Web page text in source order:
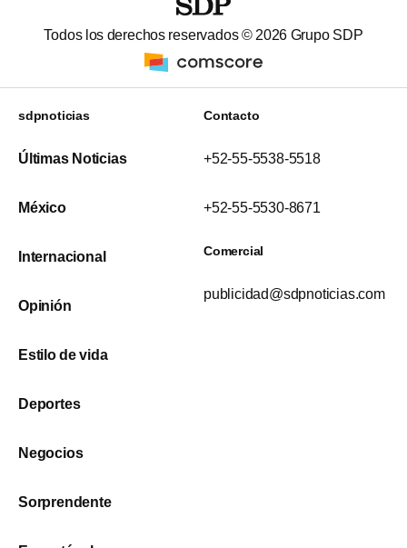
Todos los derechos reservados © 2026 Grupo SDP
sdpnoticias
Últimas Noticias
México
Internacional
Opinión
Estilo de vida
Deportes
Negocios
Sorprendente
Contacto
+52-55-5538-5518
+52-55-5530-8671
Comercial
publicidad@sdpnoticias.com